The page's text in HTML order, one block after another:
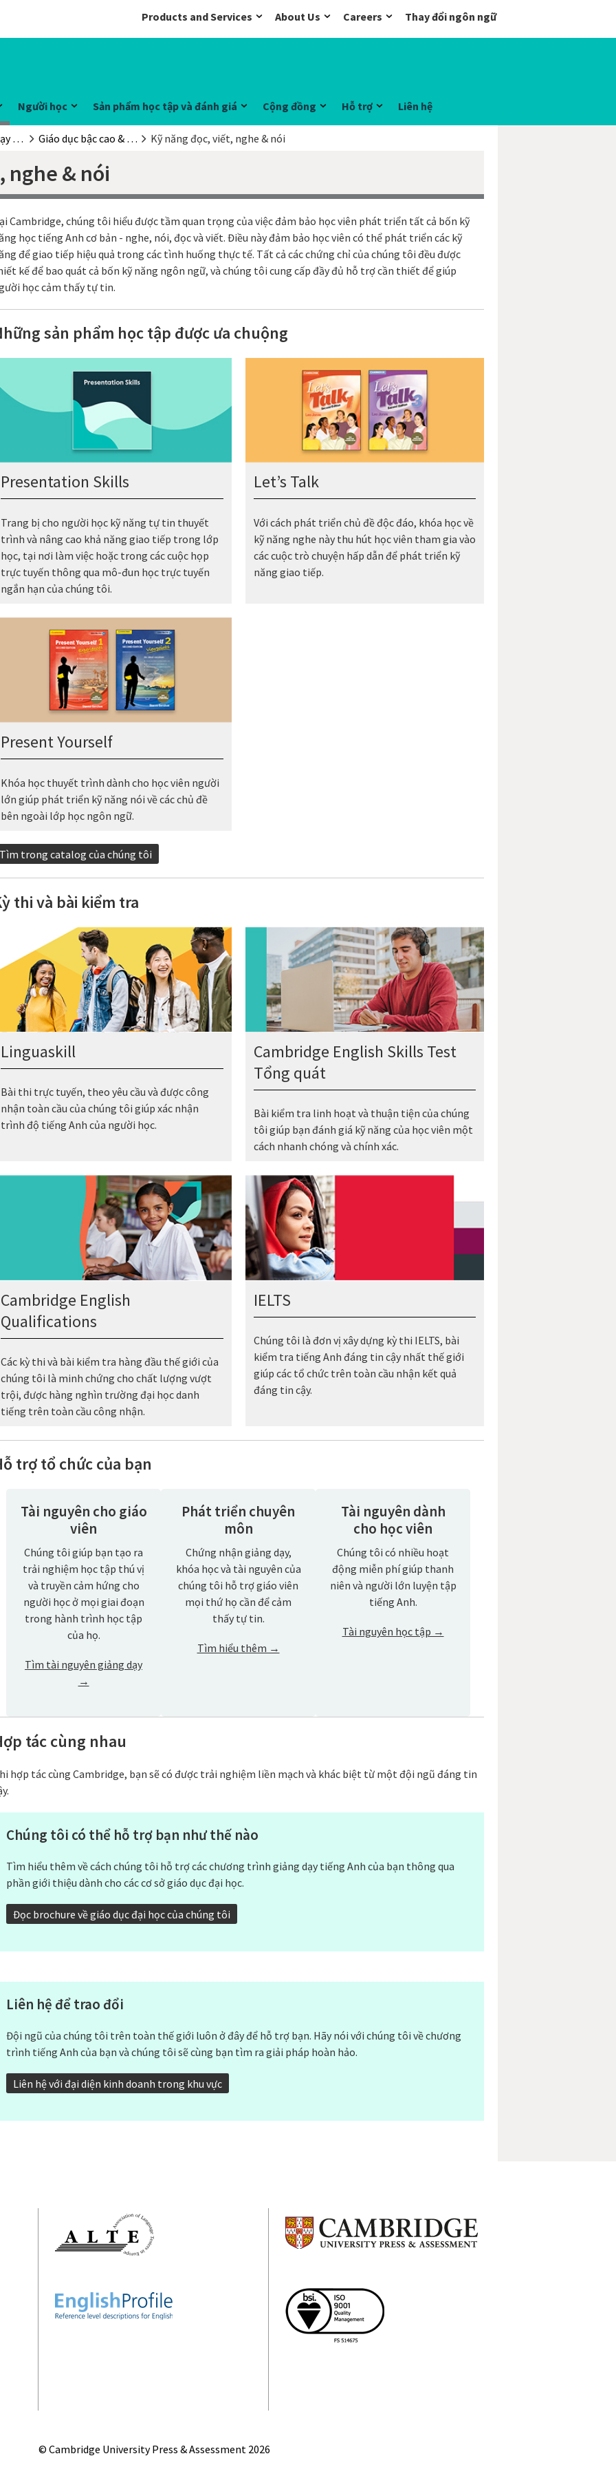
Products and Services About Us Careers Thay đổi ngôn ngữ
Người học Sản phẩm học tập và đánh giá Cộng đồng Hỗ trợ Liên hệ
Đội ngũ giảng dạy & các đơn vị giáo dục Giáo dục bậc cao & giáo dục dành cho người trưởng thành Kỹ năng đọc, viết, nghe & nói
nghe & nói
Cambridge, chúng tôi hiểu được tầm quan trọng của việc đảm bảo học viên phát triển tất cả bốn kỹ
học tiếng Anh cơ bản - nghe, nói, đọc và viết. Điều này đảm bảo học viên có thể phát triển các kỹ
để giao tiếp hiệu quả trong các tình huống thực tế. Tất cả các chứng chỉ của chúng tôi đều được
kế để bao quát cả bốn kỹ năng ngôn ngữ, và chúng tôi cung cấp đầy đủ hỗ trợ cần thiết để giúp
học cảm thấy tự tin.
sản phẩm học tập được ưa chuộng
Presentation Skills
Trang bị cho người học kỹ năng tự tin thuyết
trình và nâng cao khả năng giao tiếp trong lớp
học, tại nơi làm việc hoặc trong các cuộc họp
trực tuyến thông qua mô-đun học trực tuyến
ngắn hạn của chúng tôi.
Let’s Talk
Với cách phát triển chủ đề độc đáo, khóa học về
kỹ năng nghe này thu hút học viên tham gia vào
các cuộc trò chuyện hấp dẫn để phát triển kỹ
năng giao tiếp.
Present Yourself
Khóa học thuyết trình dành cho học viên người
lớn giúp phát triển kỹ năng nói về các chủ đề
bên ngoài lớp học ngôn ngữ.
trong catalog của chúng tôi
thi và bài kiểm tra
Linguaskill
Bài thi trực tuyến, theo yêu cầu và được công
nhận toàn cầu của chúng tôi giúp xác nhận
trình độ tiếng Anh của người học.
Cambridge English Skills Test
Tổng quát
Bài kiểm tra linh hoạt và thuận tiện của chúng
tôi giúp bạn đánh giá kỹ năng của học viên một
cách nhanh chóng và chính xác.
Cambridge English
Qualifications
Các kỳ thi và bài kiểm tra hàng đầu thế giới của
chúng tôi là minh chứng cho chất lượng vượt
trội, được hàng nghìn trường đại học danh
tiếng trên toàn cầu công nhận.
IELTS
Chúng tôi là đơn vị xây dựng kỳ thi IELTS, bài
kiểm tra tiếng Anh đáng tin cậy nhất thế giới
giúp các tổ chức trên toàn cầu nhận kết quả
đáng tin cậy.
trợ tổ chức của bạn
Tài nguyên cho giáo
viên
Chúng tôi giúp bạn tạo ra
trải nghiệm học tập thú vị
và truyền cảm hứng cho
người học ở mọi giai đoạn
trong hành trình học tập
của họ.
Tìm tài nguyên giảng dạy
→
Phát triển chuyên
môn
Chứng nhận giảng dạy,
khóa học và tài nguyên của
chúng tôi hỗ trợ giáo viên
mọi thứ họ cần để cảm
thấy tự tin.
Tìm hiểu thêm →
Tài nguyên dành
cho học viên
Chúng tôi có nhiều hoạt
động miễn phí giúp thanh
niên và người lớn luyện tập
tiếng Anh.
Tài nguyên học tập →
tác cùng nhau
hợp tác cùng Cambridge, bạn sẽ có được trải nghiệm liền mạch và khác biệt từ một đội ngũ đáng tin
Chúng tôi có thể hỗ trợ bạn như thế nào
Tìm hiểu thêm về cách chúng tôi hỗ trợ các chương trình giảng dạy tiếng Anh của bạn thông qua
phần giới thiệu dành cho các cơ sở giáo dục đại học.
Đọc brochure về giáo dục đại học của chúng tôi
Liên hệ để trao đổi
Đội ngũ của chúng tôi trên toàn thế giới luôn ở đây để hỗ trợ bạn. Hãy nói với chúng tôi về chương
trình tiếng Anh của bạn và chúng tôi sẽ cùng bạn tìm ra giải pháp hoàn hảo.
Liên hệ với đại diện kinh doanh trong khu vực
© Cambridge University Press & Assessment 2026